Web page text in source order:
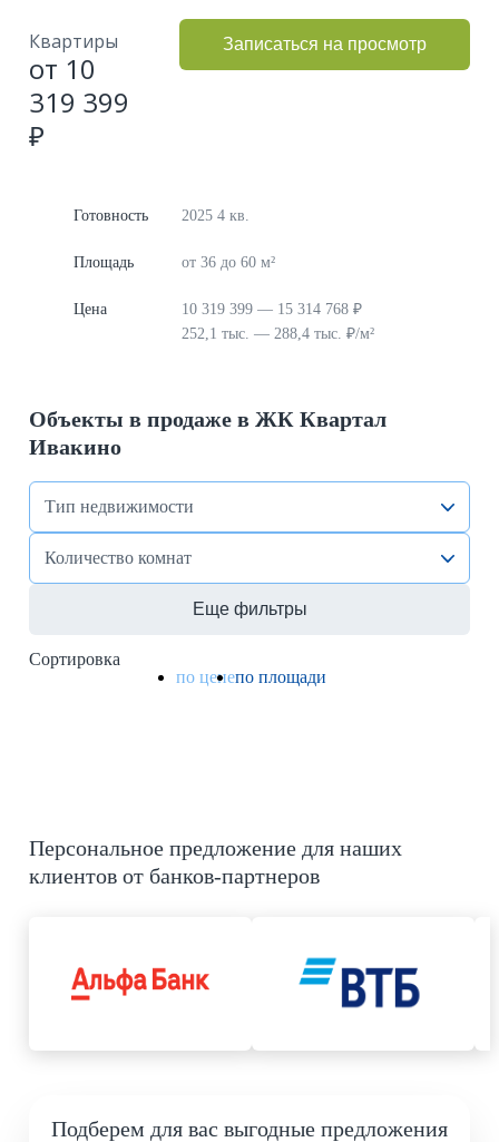
Квартиры
от 10
319 399
₽
Записаться на просмотр
Готовность 2025 4 кв.
Площадь от 36 до 60 м²
Цена
10 319 399 — 15 314 768 ₽
252,1 тыс. — 288,4 тыс. ₽/м²
Объекты в продаже в ЖК Квартал
Ивакино
Тип недвижимости
Количество комнат
Еще фильтры
Сортировка
по ценепо площади
Персональное предложение для наших
клиентов от банков-партнеров
Подберем для вас выгодные предложения